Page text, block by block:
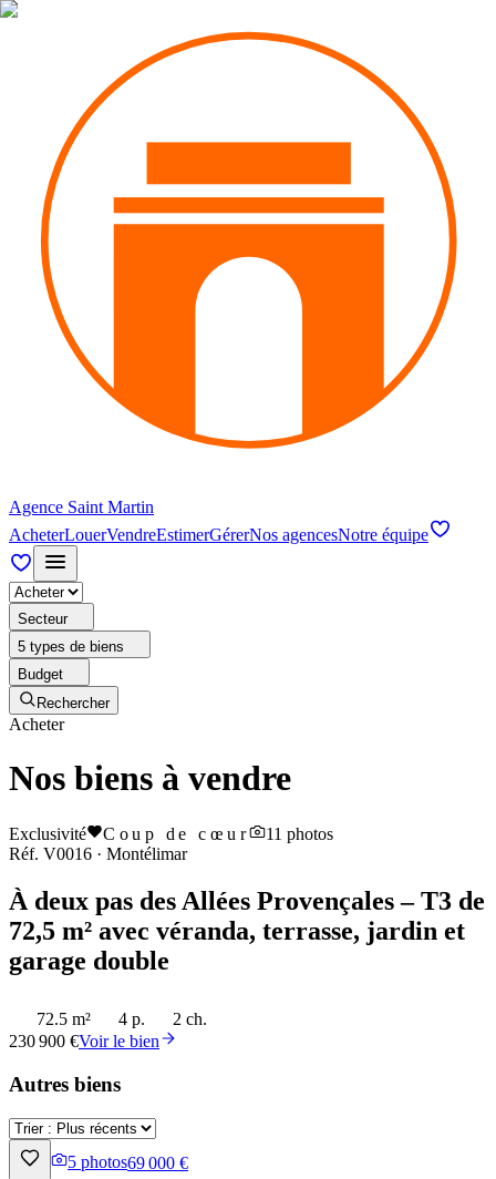
Agence Saint Martin
AcheterLouerVendreEstimerGérerNos agencesNotre équipe
Secteur
5 types de biens
Budget
Rechercher
Acheter
Nos biens à vendre
Exclusivité Coup de cœur 11 photos
Réf. V0016 · Montélimar
À deux pas des Allées Provençales – T3 de
72,5 m² avec véranda, terrasse, jardin et
garage double
72.5 m² 4 p.
2 ch.
230 900 €Voir le bien
Autres biens
5 photos69 000 €